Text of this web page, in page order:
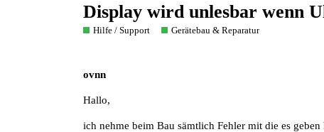
Display wird unlesbar wenn
Hilfe / Support Gerätebau & Reparatur
ovnn
Hallo,
ich nehme beim Bau sämtlich Fehler mit die es